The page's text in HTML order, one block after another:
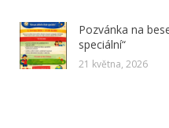
Pozvánka na
speciální“
21 května, 2026